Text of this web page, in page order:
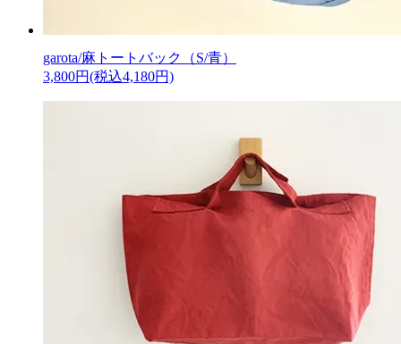
garota/麻トートバック（S/青）
3,800円(税込4,180円)